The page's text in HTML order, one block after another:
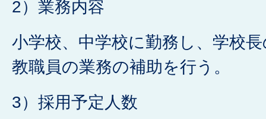
2）業務内容
小学校、中学校に勤務し、学校
教職員の業務の補助を行う。
3）採用予定人数